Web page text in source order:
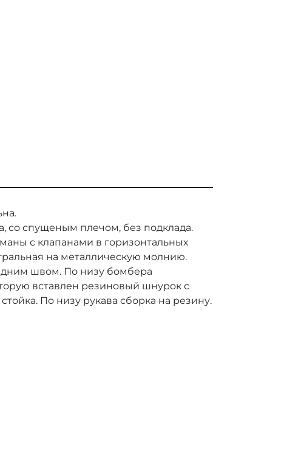
со спущеным плечом, без подклада.
с клапанами в горизонтальных
на металлическую молнию.
швом. По низу бомбера
вставлен резиновый шнурок с
По низу рукава сборка на резину.